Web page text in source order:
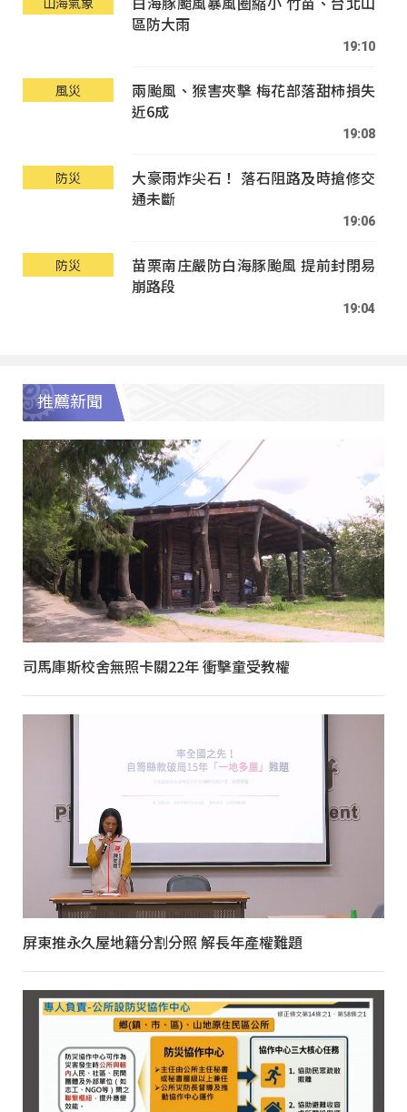
區防大雨
19:10
風災
兩颱風、猴害夾擊 梅花部落甜柿損失
近6成
19:08
防災
大豪雨炸尖石！ 落石阻路及時搶修交
通未斷
19:06
防災
苗栗南庄嚴防白海豚颱風 提前封閉易
崩路段
19:04
推薦新聞
司馬庫斯校舍無照卡關22年 衝擊童受教權
屏東推永久屋地籍分割分照 解長年產權難題